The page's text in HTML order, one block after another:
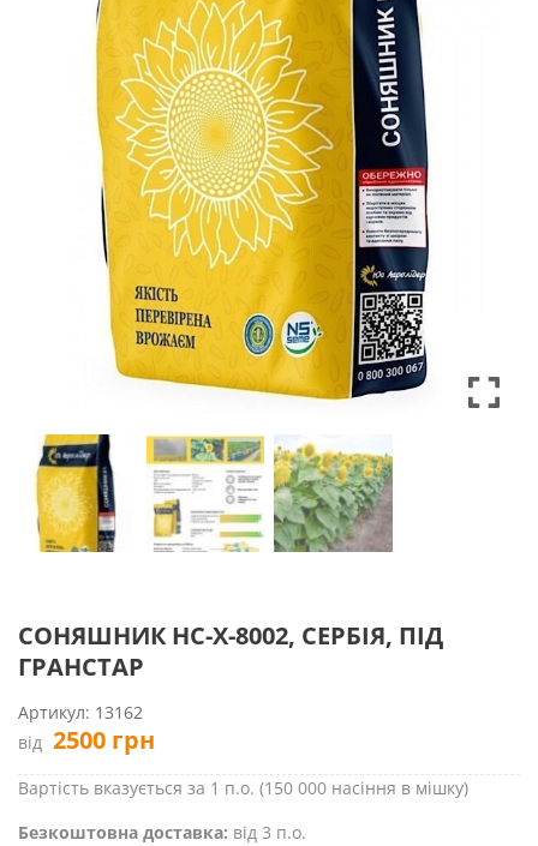
СОНЯШНИК НС-Х-8002, СЕРБІЯ, ПІД
ГРАНСТАР
Артикул: 13162
від 2500 грн
Вартість вказується за 1 п.о. (150 000 насіння в мішку)
Безкоштовна доставка: від 3 п.о.